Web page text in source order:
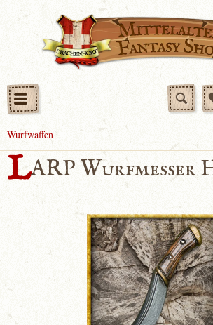
Wurfwaffen
LARP Wurfmesser